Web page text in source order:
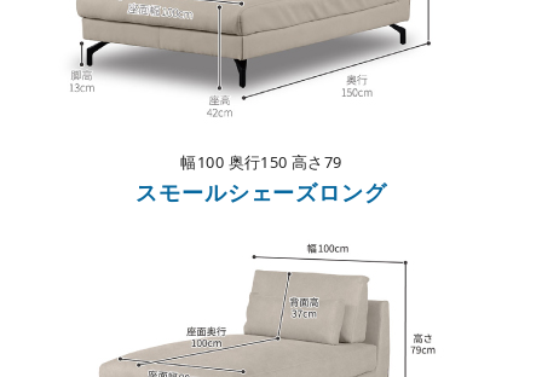
幅100 奥行150 高さ79
スモールシェーズロング